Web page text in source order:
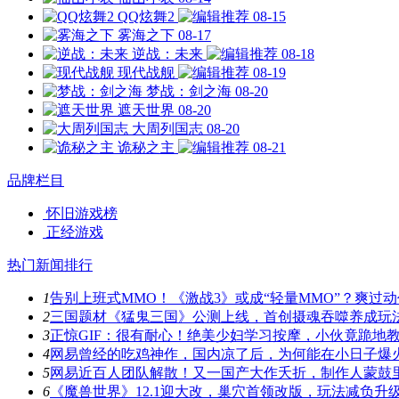
QQ炫舞2
08-15
雾海之下 08-17
逆战：未来
08-18
现代战舰
08-19
梦战：剑之海 08-20
遮天世界 08-20
大周列国志 08-20
诡秘之主
08-21
品牌栏目
怀旧游戏榜
正经游戏
热门新闻排行
1告别上班式MMO！《激战3》或成“轻量MMO”？爽过
2三国题材《猛鬼三国》公测上线，首创摄魂吞噬养成玩
3正惊GIF：很有耐心！绝美少妇学习按摩，小伙竟跪地
4网易曾经的吃鸡神作，国内凉了后，为何能在小日子爆
5网易近百人团队解散！又一国产大作夭折，制作人蒙鼓
6 《魔兽世界》12.1迎大改，巢穴首领改版，玩法减负升